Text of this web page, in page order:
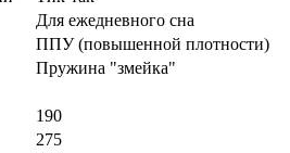
Для ежедневного сна
ППУ (повышенной плотности)
Пружина "змейка"
190
275